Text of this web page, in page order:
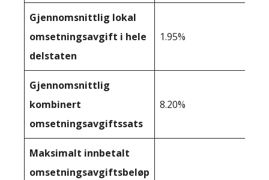
Gjennomsnittlig lokal
omsetningsavgift i hele
delstaten
1.95%
Gjennomsnittlig
kombinert
omsetningsavgiftssats
8.20%
Maksimalt innbetalt
omsetningsavgiftsbeløp